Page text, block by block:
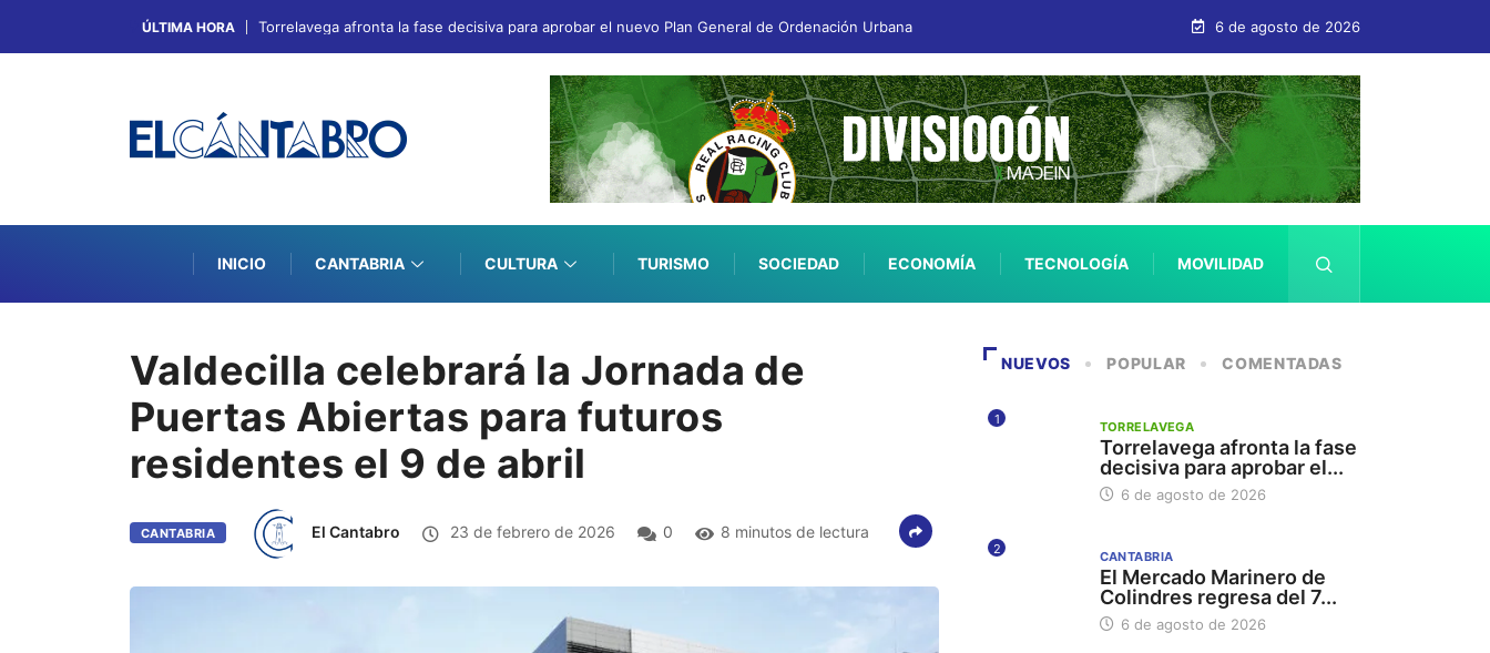
ÚLTIMA HORA Torrelavega afronta la fase decisiva para aprobar el nuevo Plan General de Ordenación Urbana 6 de agosto de 2026
INICIO CANTABRIA CULTURA TURISMO SOCIEDAD ECONOMÍA TECNOLOGÍA MOVILIDAD
Valdecilla celebrará la Jornada de
Puertas Abiertas para futuros
residentes el 9 de abril
CANTABRIA El Cantabro 23 de febrero de 2026 0 8 minutos de lectura
NUEVOS POPULAR COMENTADAS
1 TORRELAVEGA
Torrelavega afronta la fase
decisiva para aprobar el...
6 de agosto de 2026
2 CANTABRIA
El Mercado Marinero de
Colindres regresa del 7...
6 de agosto de 2026